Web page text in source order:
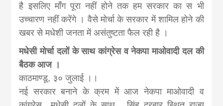
है इसलिए माँग पूरा नहीं होने तक हम सरकार का स भी
उच्चारण नहीं करेंगे । वैसे मोर्चा के सरकार में शामिल होने की
खबर से मधेशी जनता में असंतुष्टता फैल रही है ।
मधेसी मोर्चा दलों के साथ कांग्रेस व नेकपा माओवादी दल की
बैठक आज ।
काठमाण्डू, ३० जुलाई ।।
नई सरकार बनाने के क्रम में आज नेकपा माओवादी व